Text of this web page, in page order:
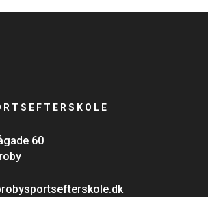
60